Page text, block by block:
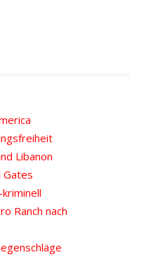
Libanon
Gates
Ranch nach